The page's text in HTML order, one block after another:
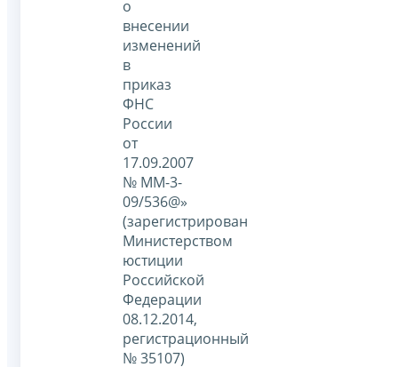
о
внесении
изменений
в
приказ
ФНС
России
от
17.09.2007
№ ММ-3-
09/536@»
(зарегистрирован
Министерством
юстиции
Российской
Федерации
08.12.2014,
регистрационный
№ 35107)